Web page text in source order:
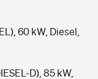
60 kW, Diesel,
D), 85 kW,